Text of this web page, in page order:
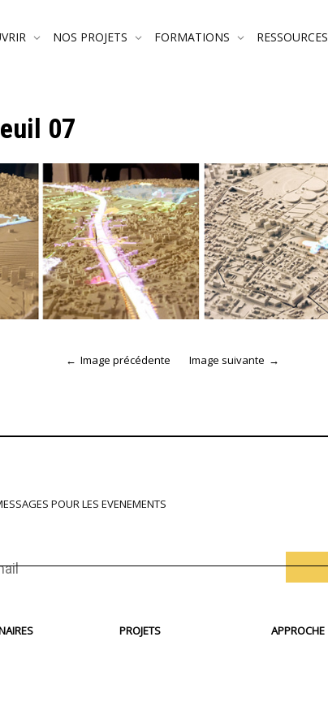
NOS PROJETS FORMATIONS RESSOURCES
07
Image précédente Image suivante
POUR LES EVENEMENTS
PROJETS APPROCHE